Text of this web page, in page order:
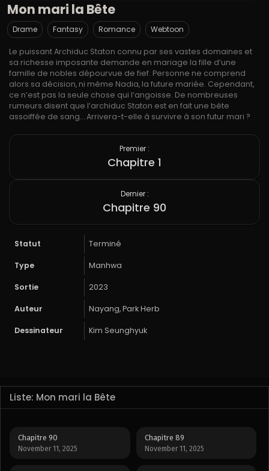
Mon mari la Bête
Drame Fantasy Romance Webtoon
Le puissant Archiduc Staton connu par ses vastes domaines et
sa richesse imposante demande en mariage la fille d’une
famille de nobles dépourvue de fief. Personne ne comprend
alors sa décision, ni même Nadia, la future mariée. Cependant,
ce n’est pas la seule chose qui l’angoisse. De nombreuses
rumeurs disent que l’archiduc Staton est en fait une bête
assoiffée de sang… Arrivera-t-elle à survivre à son futur mari ?
Premier :
Chapitre 1
Dernier :
Chapitre 90
Statut Terminé
Type Manhwa
Sortie 2023
Auteur Nayang, Park Herb
Dessinateur Kim Seunghyuk
Liste: Mon mari la Bête
Chapitre 90
November 11, 2025
Chapitre 89
November 11, 2025